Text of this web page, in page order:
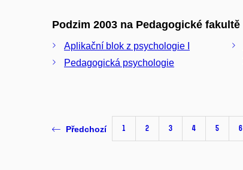
Podzim 2003 na Pedagogické fakultě
Aplikační blok z psychologie I
Pedagogická psychologie
Předchozí 1 2 3 4 5 6